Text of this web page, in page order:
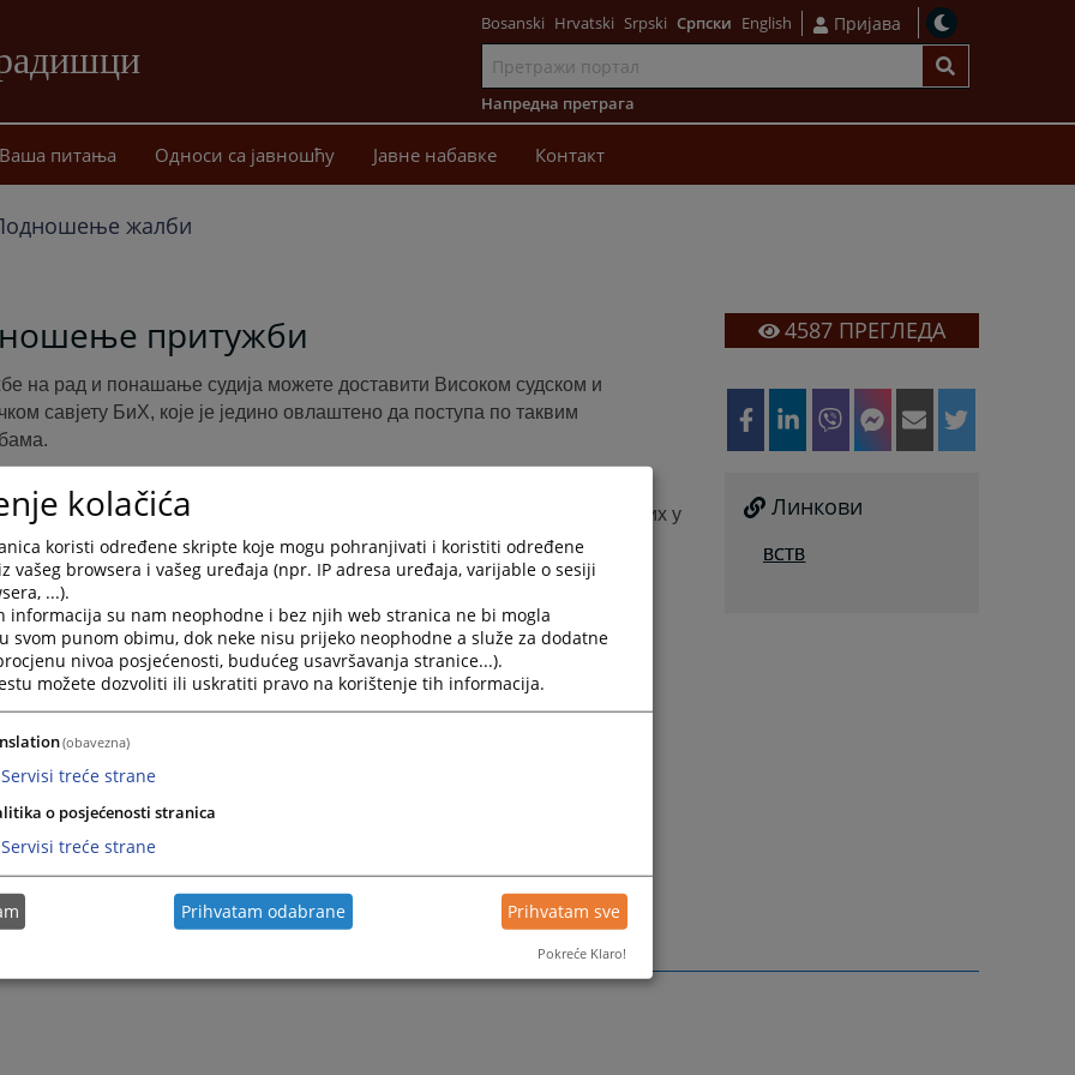
садржај
Bosanski Hrvatski Srpski Српски English Пријава
Напредна претрага
Ваша питања Односи сa јавношћу Јавне набавке Контакт
жалби
притужби
на рад и понашање судија можете доставити Високом судском и
савјету БиХ, које је једино овлаштено да поступа по таквим
притужбе и сугестије које се односе на рад суда и запослених у
суду у Градишци, могу се лично предати у сандучић за похвале,
и сугестије који се налази у холу приземља зграде Основног суда у
на рад суда такође можете доставити поштом, на адресу:
суд у Градишци
15
Српска
Херцеговина
4587 ПРЕГЛЕДА
Линкови
ВСТВ
kolačića
koristi određene skripte koje mogu pohranjivati i koristiti određene
vašeg browsera i vašeg uređaja (npr. IP adresa uređaja, varijable o sesiji
...).
informacija su nam neophodne i bez njih web stranica ne bi mogla
svom punom obimu, dok neke nisu prijeko neophodne a služe za dodatne
nivoa posjećenosti, budućeg usavršavanja stranice...).
možete dozvoliti ili uskratiti pravo na korištenje tih informacija.
(obavezna)
Servisi treće strane
o posjećenosti stranica
Servisi treće strane
Prihvatam odabrane Prihvatam sve
Pokreće Klaro!